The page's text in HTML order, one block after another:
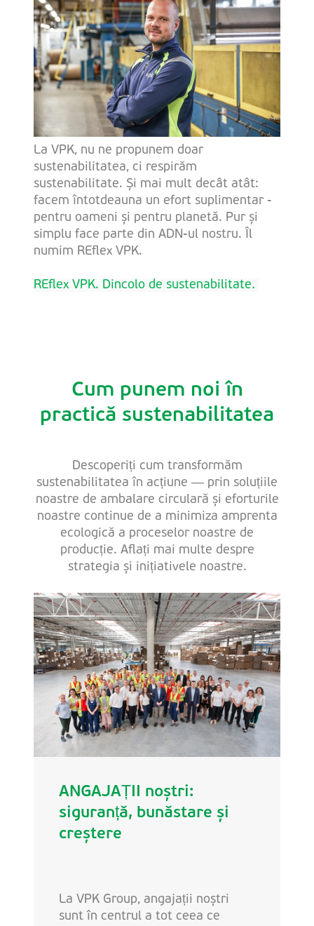
La VPK, nu ne propunem doar
sustenabilitatea, ci respirăm
sustenabilitate. Și mai mult decât atât:
facem întotdeauna un efort suplimentar -
pentru oameni și pentru planetă. Pur și
simplu face parte din ADN-ul nostru. Îl
numim REflex VPK.
REflex VPK. Dincolo de sustenabilitate.
Cum punem noi în
practică sustenabilitatea
Descoperiți cum transformăm
sustenabilitatea în acțiune — prin soluțiile
noastre de ambalare circulară și eforturile
noastre continue de a minimiza amprenta
ecologică a proceselor noastre de
producție. Aflați mai multe despre
strategia și inițiativele noastre.
ANGAJAȚII noștri:
siguranță, bunăstare și
creștere
La VPK Group, angajații noștri
sunt în centrul a tot ceea ce